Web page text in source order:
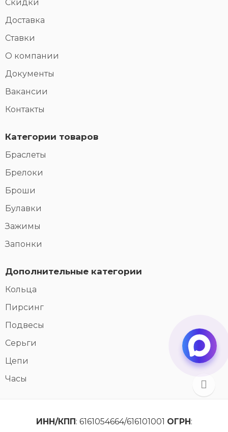
Скидки
Доставка
Ставки
О компании
Документы
Вакансии
Контакты
Категории товаров
Браслеты
Брелоки
Броши
Булавки
Зажимы
Запонки
Дополнительные категории
Кольца
Пирсинг
Подвесы
Серьги
Цепи
Часы
ИНН/КПП: 6161054664/616101001 ОГРН: